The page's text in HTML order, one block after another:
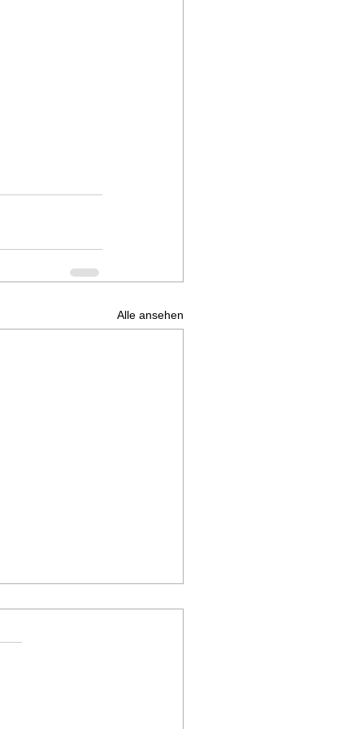
Alle ansehen